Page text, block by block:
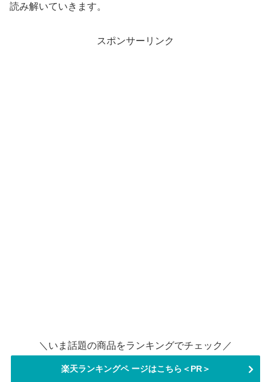
読み解いていきます。
スポンサーリンク
＼いま話題の商品をランキングでチェック／
楽天ランキングペ ージはこちら＜PR＞